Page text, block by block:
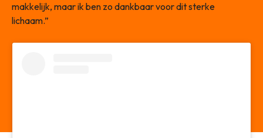
makkelijk, maar ik ben zo dankbaar voor dit sterke
lichaam.”